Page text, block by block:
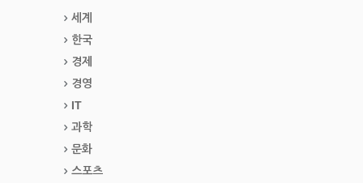
세계
한국
경제
경영
IT
과학
문화
스포츠